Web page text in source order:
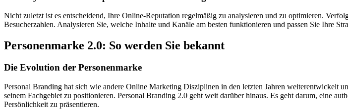
Nicht zuletzt ist es entscheidend, Ihre Online-Reputation regelmäßig zu analysieren und zu optimieren.
Besucherzahlen. Analysieren Sie, welche Inhalte und Kanäle am besten funktionieren und passen Sie Ihre
Personenmarke 2.0: So werden Sie bekannt
Die Evolution der Personenmarke
Personal Branding hat sich wie andere Online Marketing Disziplinen in den letzten Jahren weiterentwickelt
seinem Fachgebiet zu positionieren. Personal Branding 2.0 geht weit darüber hinaus. Es geht darum, eine
Persönlichkeit zu präsentieren.